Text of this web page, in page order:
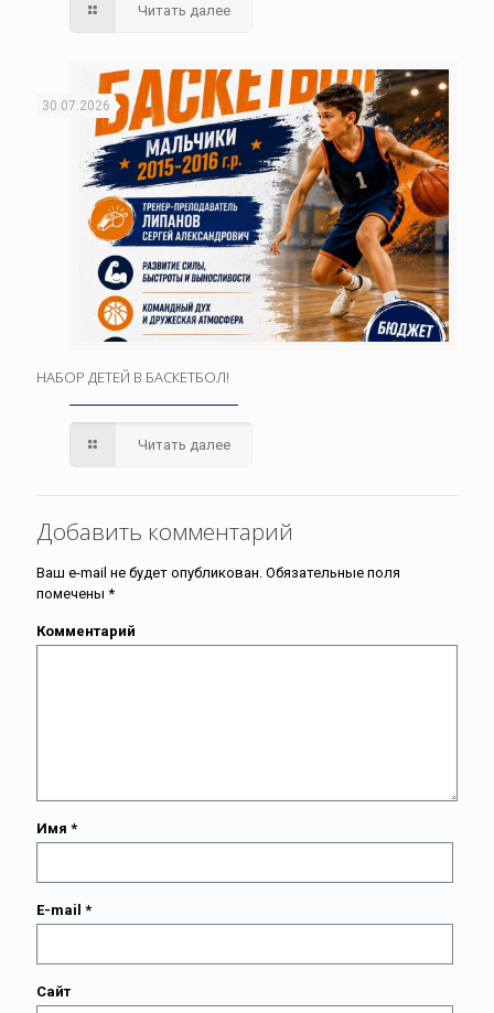
Читать далее
30.07.2026
НАБОР ДЕТЕЙ В БАСКЕТБОЛ!
Читать далее
Добавить комментарий
Ваш e-mail не будет опубликован. Обязательные поля
помечены *
Комментарий
Имя *
E-mail *
Сайт